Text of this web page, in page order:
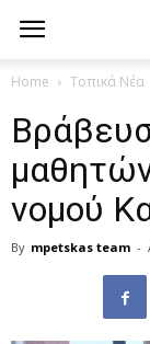
Home Τοπικά Νέα
νομού
By mpetskas team -